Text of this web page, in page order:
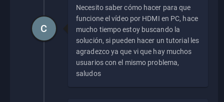
Necesito saber cómo hacer para que
funcione el vídeo por HDMI en PC, hace
mucho tiempo estoy buscando la
solución, si pueden hacer un tutorial les
agradezco ya que vi que hay muchos
usuarios con el mismo problema,
saludos
C